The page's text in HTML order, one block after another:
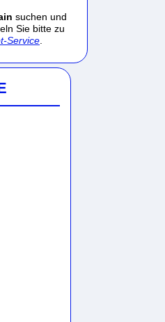
suchen und
Sie bitte zu
Service